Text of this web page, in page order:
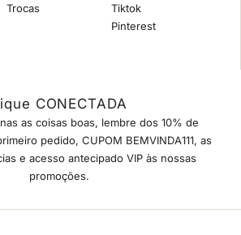
Trocas
Tiktok
Pinterest
CONECTADA
as coisas boas, lembre dos 10% de
pedido, CUPOM BEMVINDA111, as
e acesso antecipado VIP às nossas
promoções.